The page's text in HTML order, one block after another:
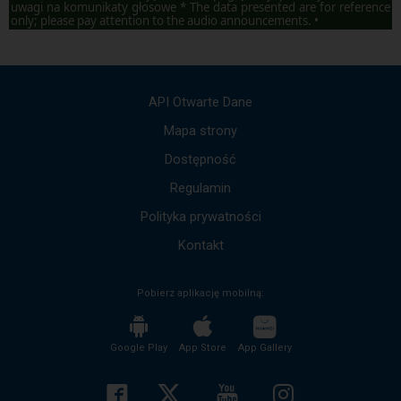
uwagi na komunikaty głosowe * The data presented are for reference
only; please pay attention to the audio announcements. •
API Otwarte Dane
Mapa strony
Dostępność
Regulamin
Polityka prywatności
Kontakt
Pobierz aplikację mobilną:
Google Play App Store App Gallery